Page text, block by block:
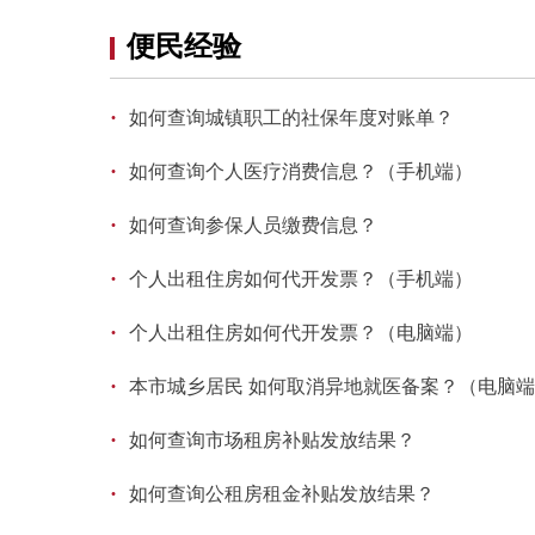
便民经验
· 如何查询城镇职工的社保年度对账单？
· 如何查询个人医疗消费信息？（手机端）
· 如何查询参保人员缴费信息？
· 个人出租住房如何代开发票？（手机端）
· 个人出租住房如何代开发票？（电脑端）
· 本市城乡居民 如何取消异地就医备案？（电脑
· 如何查询市场租房补贴发放结果？
· 如何查询公租房租金补贴发放结果？